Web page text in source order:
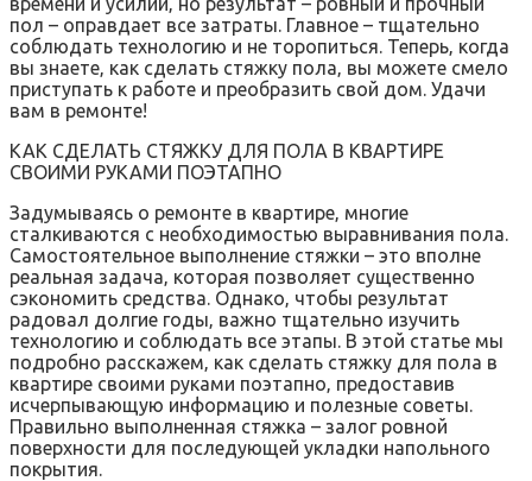
пол – оправдает все затраты. Главное – тщательно
соблюдать технологию и не торопиться. Теперь‚ когда
вы знаете‚ как сделать стяжку пола‚ вы можете смело
приступать к работе и преобразить свой дом. Удачи
вам в ремонте!
КАК СДЕЛАТЬ СТЯЖКУ ДЛЯ ПОЛА В КВАРТИРЕ
СВОИМИ РУКАМИ ПОЭТАПНО
Задумываясь о ремонте в квартире‚ многие
сталкиваются с необходимостью выравнивания пола.
Самостоятельное выполнение стяжки – это вполне
реальная задача‚ которая позволяет существенно
сэкономить средства. Однако‚ чтобы результат
радовал долгие годы‚ важно тщательно изучить
технологию и соблюдать все этапы. В этой статье мы
подробно расскажем‚ как сделать стяжку для пола в
квартире своими руками поэтапно‚ предоставив
исчерпывающую информацию и полезные советы.
Правильно выполненная стяжка – залог ровной
поверхности для последующей укладки напольного
покрытия.